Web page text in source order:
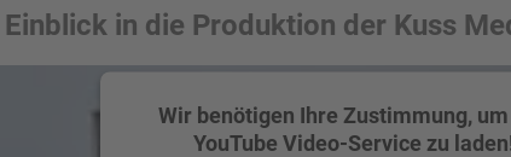
Einblick in die Produktion der Kuss
Wir benötigen Ihre Zustimmung, um
YouTube Video-Service zu